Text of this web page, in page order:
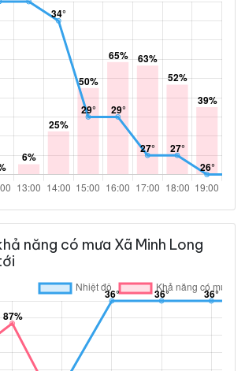
năng có mưa Xã Minh Long